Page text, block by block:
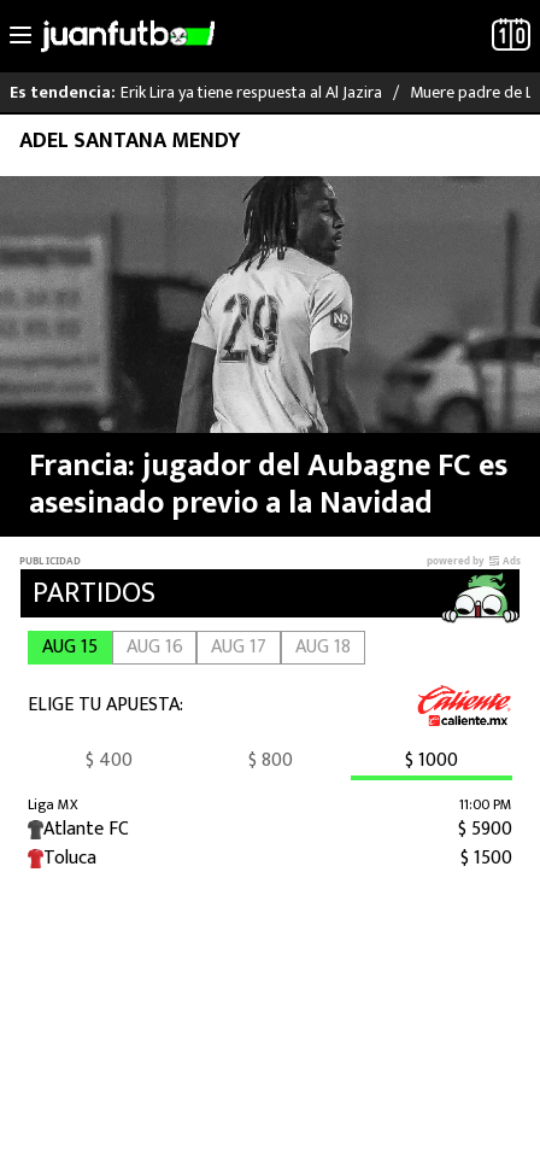
Saltar
contenido
Es tendencia: Erik Lira ya tiene respuesta al Al Jazira Muere padre de
LO ÚLTIMO
LIGA MX
RAYADOS
PUMAS
ATLANTE
SELECCIÓN MEXICANA
FUTBOL INTERNACIONAL
MEXICANOS EN EL EXTRANJERO
FUTBOL ESTUFA
FÓRMULA 1
LIGA MX
NFL
ADEL SANTANA MENDY
Francia: jugador del Aubagne FC es
asesinado previo a la Navidad